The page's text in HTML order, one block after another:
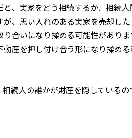
、実家をどう相続するか、相続人
、思い入れのある実家を売却し
合いになり揉める可能性がありま
産を押し付け合う形になり揉める
続人の誰かが財産を隠している